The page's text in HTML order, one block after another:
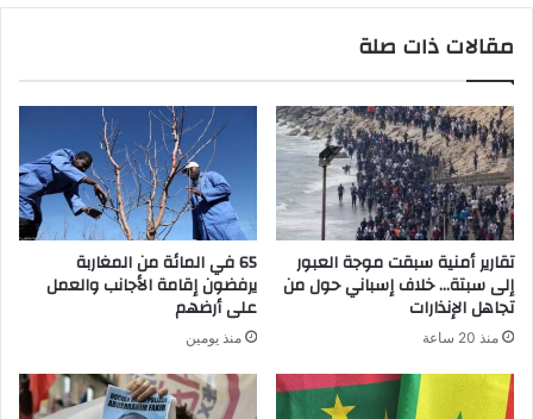
مقالات ذات صلة
تقارير أمنية سبقت موجة العبور
إلى سبتة… خلاف إسباني حول من
تجاهل الإنذارات
منذ 20 ساعة
65 في المائة من المغاربة
يرفضون إقامة الأجانب والعمل
على أرضهم
منذ يومين